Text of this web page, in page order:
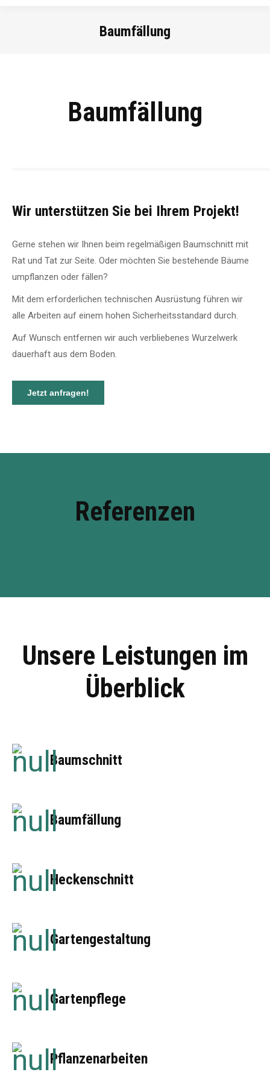
Baumfällung
Baumfällung
Wir unterstützen Sie bei Ihrem Projekt!
Gerne stehen wir Ihnen beim regelmäßigen Baumschnitt mit
Rat und Tat zur Seite. Oder möchten Sie bestehende Bäume
umpflanzen oder fällen?
Mit dem erforderlichen technischen Ausrüstung führen wir
alle Arbeiten auf einem hohen Sicherheitsstandard durch.
Auf Wunsch entfernen wir auch verbliebenes Wurzelwerk
dauerhaft aus dem Boden.
Jetzt anfragen!
Referenzen
Unsere Leistungen im
Überblick
Baumschnitt
Baumfällung
Heckenschnitt
Gartengestaltung
Gartenpflege
Pflanzenarbeiten